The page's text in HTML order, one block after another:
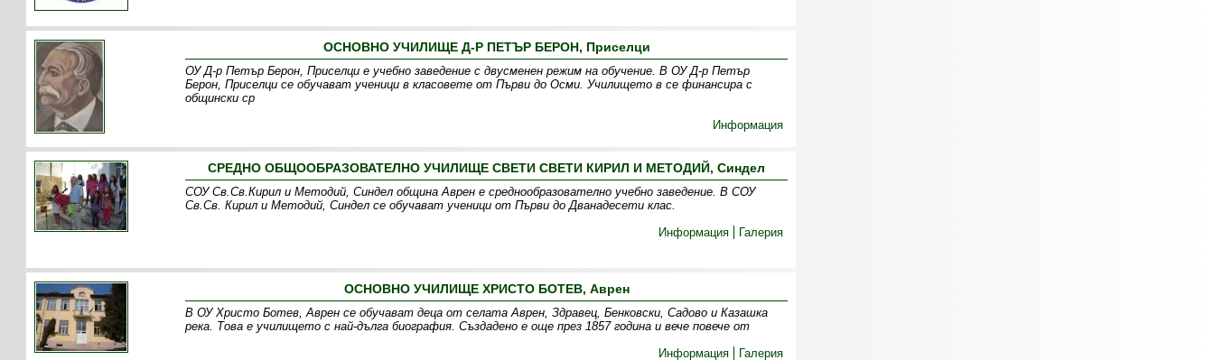
ОСНОВНО УЧИЛИЩЕ Д-Р ПЕТЪР БЕРОН, Приселци
ОУ Д-р Петър Берон, Приселци е учебно заведение с двусменен режим на обучение. В ОУ Д-р Петър
Берон, Приселци се обучават ученици в класовете от Първи до Осми. Училището в се финансира с
общински ср
Информация
СРЕДНО ОБЩООБРАЗОВАТЕЛНО УЧИЛИЩЕ СВЕТИ СВЕТИ КИРИЛ И МЕТОДИЙ, Синдел
СОУ Св.Св.Кирил и Методий, Синдел община Аврен е среднообразователно учебно заведение. В СОУ
Св.Св. Кирил и Методий, Синдел се обучават ученици от Първи до Дванадесети клас.
Информация
Галерия
ОСНОВНО УЧИЛИЩЕ ХРИСТО БОТЕВ, Аврен
В ОУ Христо Ботев, Аврен се обучават деца от селата Аврен, Здравец, Бенковски, Садово и Казашка
река. Това е училището с най-дълга биография. Създадено е още през 1857 година и вече повече от
Информация
Галерия